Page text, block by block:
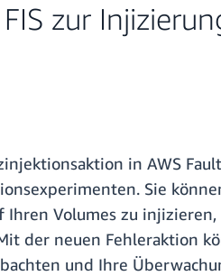
zur
in AWS
Sie
Volumes zu
der neuen Fehleraktion
und Ihre